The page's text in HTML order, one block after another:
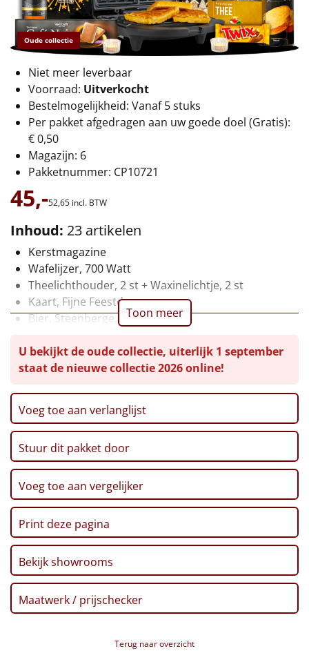
€100 en hoger
Alle kerstpakketten 2026
Thema
Origineel
Rituals
Luxe
Mannen
Vrouwen
Duurzaam
Leuke
Uniek
Alle thema's
Artikel
Hitster NIEUW
Pizzarette
Tas
Wake up light
NIEUW
Borrelplank
Oude collectie
Niet meer leverbaar
Voorraad: Uitverkocht
Bestelmogelijkheid: Vanaf 5 stuks
Per pakket afgedragen aan uw goede doel (Gratis):
€ 0,50
Magazijn: 6
Pakketnummer: CP10721
45,-52,65 incl. BTW
Inhoud: 23 artikelen
Kerstmagazine
Wafelijzer, 700 Watt
Theelichthouder, 2 st + Waxinelichtje, 2 st
Kaart, Fijne Feestdagen
Bier, Steenberge, 25 cl, 2 st
Chips, Croky, Partystars, 80 gr
Sultana, 3-pack, 43 gr
Pepermunt, 65 gr
Pannenkoekenmix, 400 gr
Speculoos Koekjes, 25 gr
Crackers, 250 gr
Mars, 51 gr
Thee, Bosvruchten, 30 gr
Café Noir koekjes, 200 gr
Beschuit, 125 gr
Verpakt in een feestelijke kerstdoos, 39 x 29 x 20 cm
Toon meer
U bekijkt de oude collectie, uiterlijk 1 september
staat de nieuwe collectie 2026 online!
Voeg toe aan verlanglijst
Stuur dit pakket door
Voeg toe aan vergelijker
Print deze pagina
Bekijk showrooms
Maatwerk / prijschecker
Terug naar overzicht